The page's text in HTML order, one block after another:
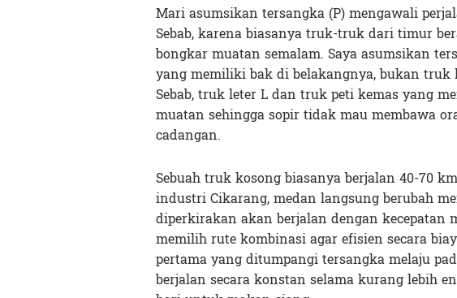
Mari asumsikan tersangka (P) mengawali
Sebab, karena biasanya truk-truk dari timur
bongkar muatan semalam. Saya asumsikan
yang memiliki bak di belakangnya, bukan
Sebab, truk leter L dan truk peti kemas yang
muatan sehingga sopir tidak mau membawa
cadangan.
Sebuah truk kosong biasanya berjalan 40-70
industri Cikarang, medan langsung berubah
diperkirakan akan berjalan dengan kecepatan
memilih rute kombinasi agar efisien secara
pertama yang ditumpangi tersangka melaju
berjalan secara konstan selama kurang lebih